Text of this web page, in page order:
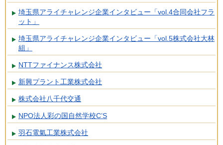
埼玉県アライチャレンジ企業インタビュー「vol.4合同会社フラ
ット」
埼玉県アライチャレンジ企業インタビュー「vol.5株式会社大林
組」
NTTファイナンス株式会社
新興プラント工業株式会社
株式会社八千代交通
NPO法人彩の国自然学校C’S
羽石電氣工業株式会社